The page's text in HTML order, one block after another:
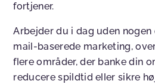
fortjener.
Arbejder du i dag uden
mail-baserede marketing,
flere områder, der banke din
reducere spildtid eller sikre